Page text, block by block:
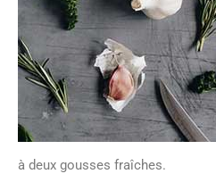
à deux gousses fraîches.